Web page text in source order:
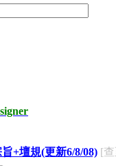
+壇規(更新6/8/08) [